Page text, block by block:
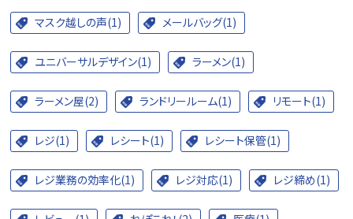
マスク越しの声(1) メールバッグ(1)
ユニバーサルデザイン(1) ラーメン(1)
ラーメン屋(2) ランドリールーム(1) リモート(1)
レジ(1) レシート(1) レシート保管(1)
レジ業務の効率化(1) レジ対応(1) レジ締め(1)